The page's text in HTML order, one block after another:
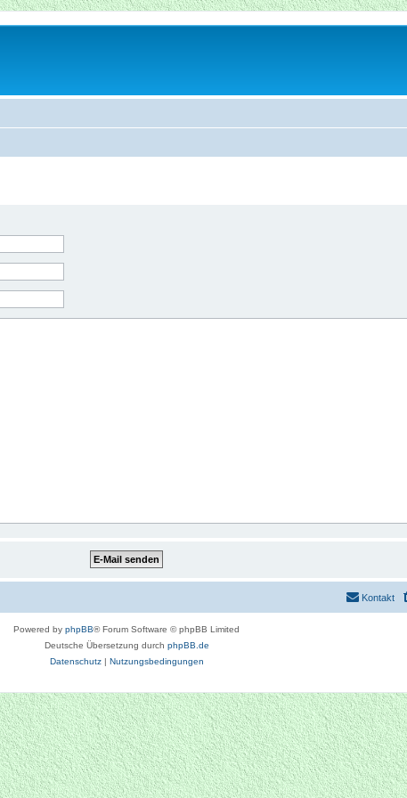
Kontakt
Powered by phpBB® Forum Software © phpBB Limited
Deutsche Übersetzung durch phpBB.de
Datenschutz| Nutzungsbedingungen